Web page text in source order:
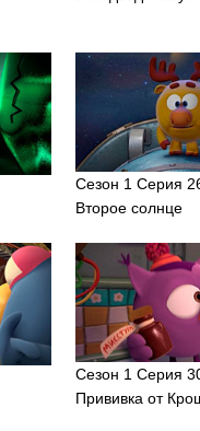
Сезон 1 Серия
Второе солнце
Сезон 1 Серия
Прививка от